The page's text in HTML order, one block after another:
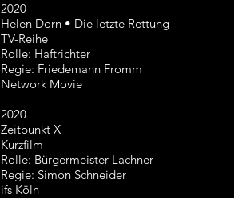
2020
Helen Dorn • Die letzte Rettung
TV-Reihe
Rolle: Haftrichter
Regie: Friedemann Fromm
Network Movie
2020
Zeitpunkt X
Kurzfilm
Rolle: Bürgermeister Lachner
Regie: Simon Schneider
ifs Köln